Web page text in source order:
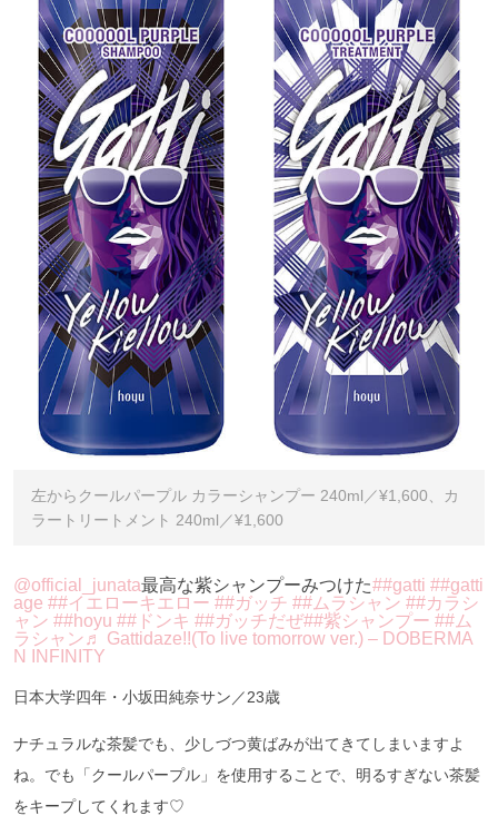
左からクールパープル カラーシャンプー 240ml／¥1,600、カ
ラートリートメント 240ml／¥1,600
@official_junata最高な紫シャンプーみつけた##gatti ##gatti
age ##イエローキエロー ##ガッチ ##ムラシャン ##カラシ
ャン ##hoyu ##ドンキ ##ガッチだぜ##紫シャンプー ##ム
ラシャン♬ Gattidaze!!(To live tomorrow ver.) – DOBERMA
N INFINITY
日本大学四年・小坂田純奈サン／23歳
ナチュラルな茶髪でも、少しづつ黄ばみが出てきてしまいますよ
ね。でも「クールパープル」を使用することで、明るすぎない茶髪
をキープしてくれます♡